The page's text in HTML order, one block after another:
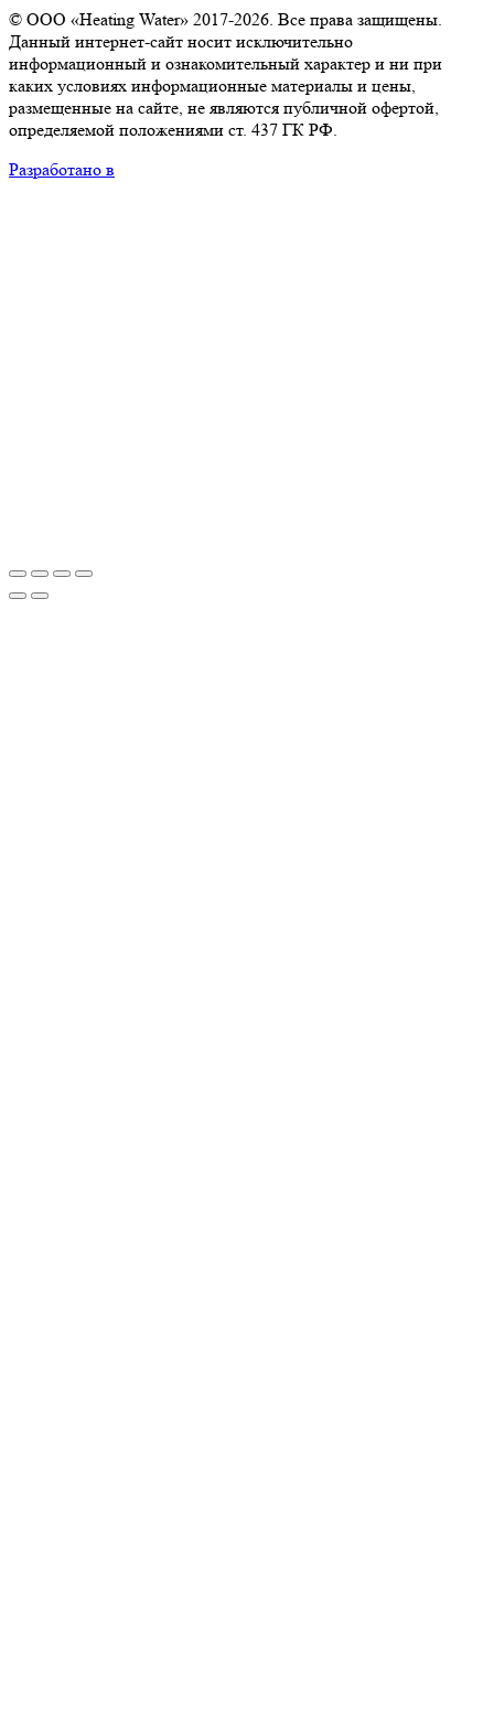
© ООО «Heating Water» 2017-2026. Все права защищены.
Данный интернет-сайт носит исключительно
информационный и ознакомительный характер и ни при
каких условиях информационные материалы и цены,
размещенные на сайте, не являются публичной офертой,
определяемой положениями ст. 437 ГК РФ.
Разработано в